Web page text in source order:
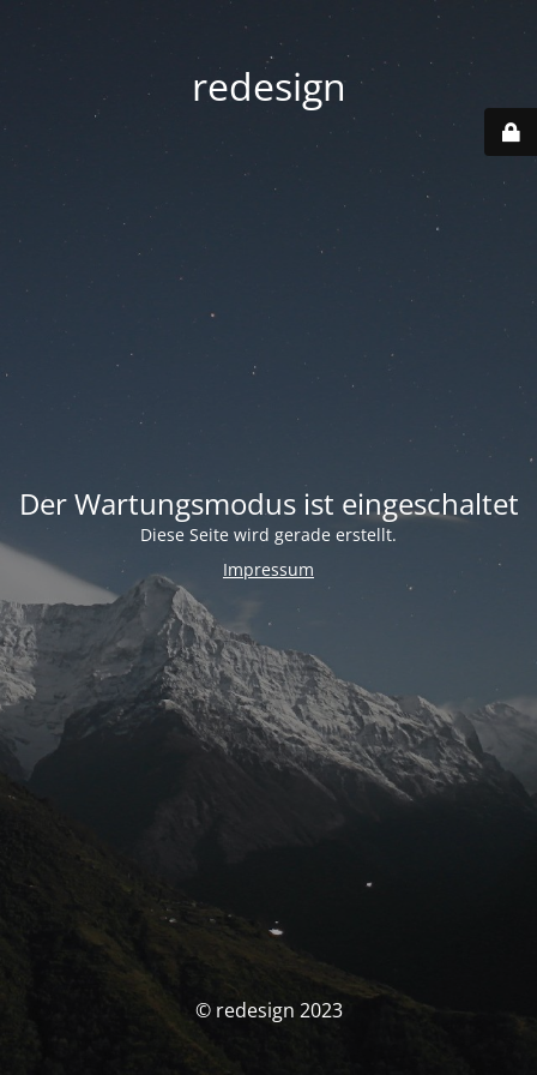
redesign
Der Wartungsmodus ist eingeschaltet
Diese Seite wird gerade erstellt.
Impressum
© redesign 2023